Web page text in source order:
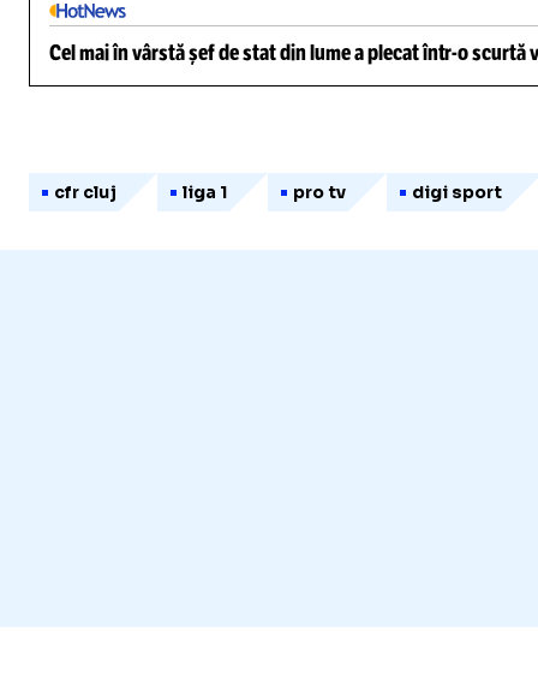
Cel mai în vârstă șef de stat din lume a plecat într-o scurtă
cfr cluj liga 1 pro tv digi sport